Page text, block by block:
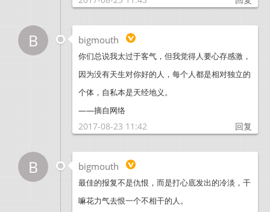
B bigmouth
你们总说我太过于客气，但我觉得人要心存感激，
因为没有天生对你好的人，每个人都是相对独立的
个体，自私本是天经地义。
——摘自网络
2017-08-23 11:42 回复
B bigmouth
最佳的报复不是仇恨，而是打心底发出的冷淡，干
嘛花力气去恨一个不相干的人。